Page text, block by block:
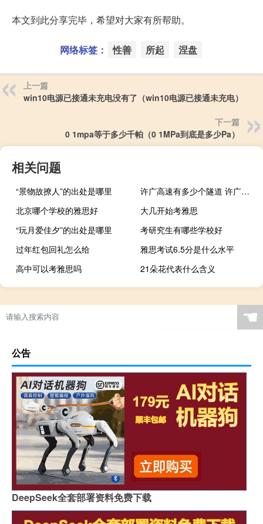
本文到此分享完毕，希望对大家有所帮助。
网络标签： 性善 所起 涅盘
上一篇
win10电源已接通未充电没有了（win10电源已接通未充电）
下一篇
0 1mpa等于多少千帕（0 1MPa到底是多少Pa）
相关问题
“景物故撩人”的出处是哪里
许广高速有多少个隧道 许广高速是哪两个城市
北京哪个学校的雅思好
大几开始考雅思
“玩月爱佳夕”的出处是哪里
考研究生有哪些学校好
过年红包回礼怎么给
雅思考试6.5分是什么水平
高中可以考雅思吗
21朵花代表什么含义
☚
公告
DeepSeek全套部署资料免费下载